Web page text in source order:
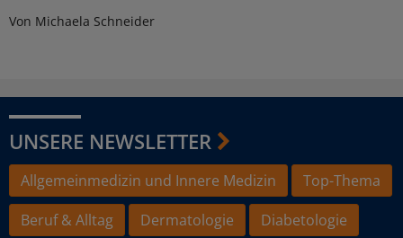
Von Michaela Schneider
UNSERE NEWSLETTER
Allgemeinmedizin und Innere Medizin
Top-Thema
Beruf & Alltag
Dermatologie
Diabetologie